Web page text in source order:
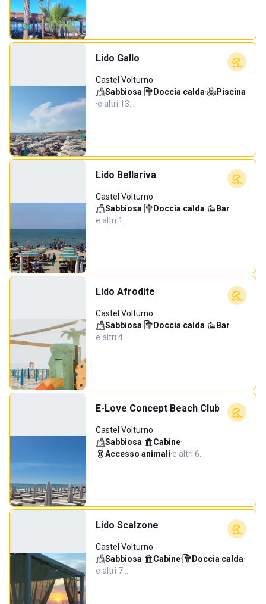
Lido Gallo
Castel Volturno
Sabbiosa· Doccia calda·
Piscina
·e altri 13…
Lido Bellariva
Castel Volturno
Sabbiosa· Doccia calda· Bar·
e altri 1…
Lido Afrodite
Castel Volturno
Sabbiosa· Doccia calda· Bar·
e altri 4…
E-Love Concept Beach Club
Castel Volturno
Sabbiosa· Cabine·
Accesso animali·e altri 6…
Lido Scalzone
Castel Volturno
Sabbiosa· Cabine· Doccia calda·
e altri 7…